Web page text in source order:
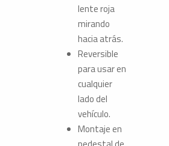
lente roja
mirando
hacia atrás.
Reversible
para usar en
cualquier
lado del
vehículo.
Montaje en